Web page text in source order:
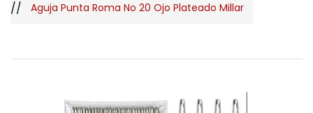
// Aguja Punta Roma No 20 Ojo Plateado Millar